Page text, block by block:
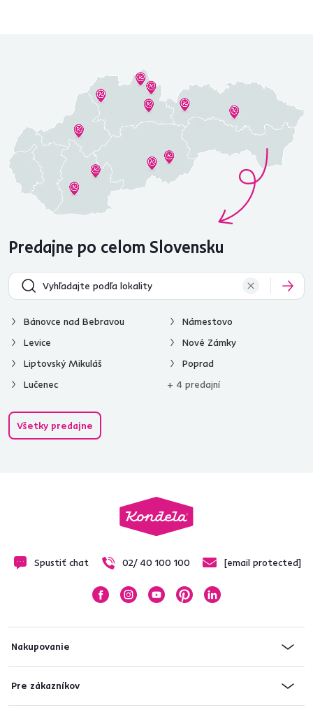
Predajne po celom Slovensku
Bánovce nad Bebravou
Levice
Liptovský Mikuláš
Lučenec
Námestovo
Nové Zámky
Poprad
+ 4 predajní
Všetky predajne
Spustiť chat 02/ 40 100 100 [email protected]
Nakupovanie
Pre zákazníkov